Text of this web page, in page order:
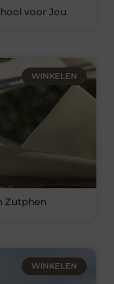
voor Jou
WINKELEN
Zutphen
WINKELEN